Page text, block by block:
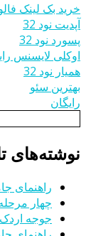
خرید بک لینک
آپدیت نود 32
پسورد نود 32
اوکلی لایسنس
همیار نود 32
بهترین سئو
رایگان
نوشته‌های
راهنمای
چهار
جوجه